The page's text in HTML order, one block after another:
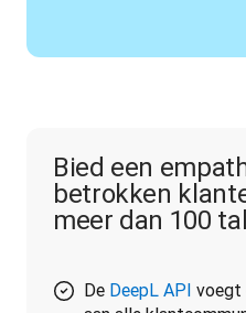
Bied een
betrokken
meer dan 100
De DeepL API voegt